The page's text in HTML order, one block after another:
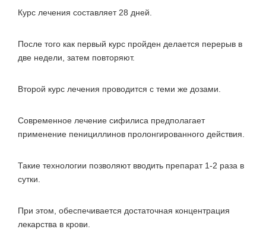
Курс лечения составляет 28 дней.
После того как первый курс пройден делается перерыв в
две недели, затем повторяют.
Второй курс лечения проводится с теми же дозами.
Современное лечение сифилиса предполагает
применение пенициллинов пролонгированного действия.
Такие технологии позволяют вводить препарат 1-2 раза в
сутки.
При этом, обеспечивается достаточная концентрация
лекарства в крови.